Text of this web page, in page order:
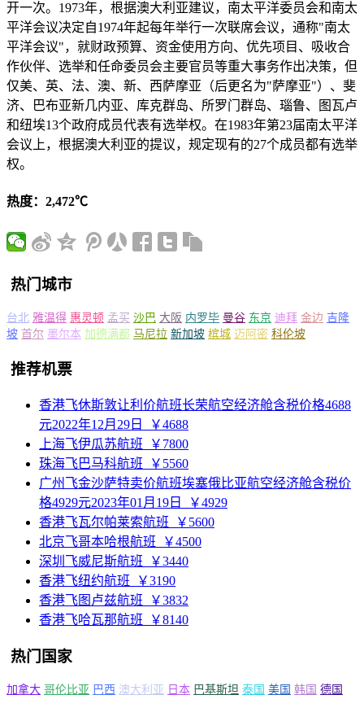
开一次。1973年，根据澳大利亚建议，南太平洋委员会和南太
平洋会议决定自1974年起每年举行一次联席会议，通称"南太
平洋会议"，就财政预算、资金使用方向、优先项目、吸收合
作伙伴、选举和任命委员会主要官员等重大事务作出决策，但
仅美、英、法、澳、新、西萨摩亚（后更名为"萨摩亚"）、斐
济、巴布亚新几内亚、库克群岛、所罗门群岛、瑙鲁、图瓦卢
和纽埃13个政府成员代表有选举权。在1983年第23届南太平洋
会议上，根据澳大利亚的提议，规定现有的27个成员都有选举
权。
热度：2,472℃
热门城市
台北 雅温得 惠灵顿 孟买 沙巴 大阪 内罗毕 曼谷 东京 迪拜 金边 吉隆
坡 首尔 墨尔本 加德满都 马尼拉 新加坡 槟城 迈阿密 科伦坡
推荐机票
香港飞休斯敦让利价航班长荣航空经济舱含税价格4688
元2022年12月29日
￥4688
上海飞伊瓜苏航班
￥7800
珠海飞巴马科航班
￥5560
广州飞金沙萨特卖价航班埃塞俄比亚航空经济舱含税价
格4929元2023年01月19日
￥4929
香港飞瓦尔帕莱索航班
￥5600
北京飞哥本哈根航班
￥4500
深圳飞威尼斯航班
￥3440
香港飞纽约航班
￥3190
香港飞图卢兹航班
￥3832
香港飞哈瓦那航班
￥8140
热门国家
加拿大 哥伦比亚 巴西 澳大利亚 日本 巴基斯坦 泰国 美国 韩国 德国